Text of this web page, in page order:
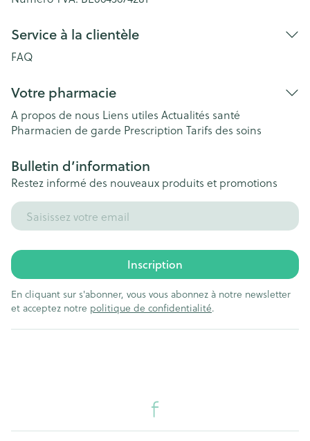
Service à la clientèle
FAQ
Votre pharmacie
A propos de nous Liens utiles Actualités santé
Pharmacien de garde Prescription Tarifs des soins
Bulletin d’information
Restez informé des nouveaux produits et promotions
Adresse mail
Inscription
En cliquant sur s'abonner, vous vous abonnez à notre newsletter
et acceptez notre politique de confidentialité.